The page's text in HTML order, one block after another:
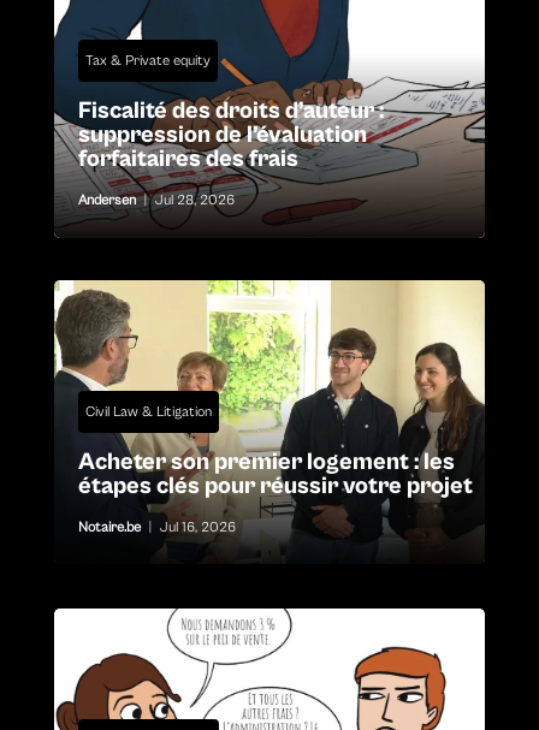
Tax & Private equity
Fiscalité des droits d’auteur :
suppression de l’évaluation
forfaitaires des frais
Andersen | Jul 28, 2026
Civil Law & Litigation
Acheter son premier logement : les
étapes clés pour réussir votre projet
Notaire.be Jul 16, 2026